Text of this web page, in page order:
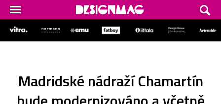
Madridské nádraží Chamartín